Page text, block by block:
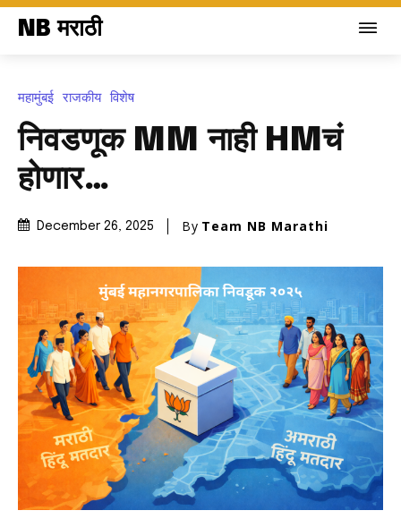
NB मराठी
महामुंबई राजकीय विशेष
निवडणूक MM नाही HMचं
होणार…
December 26, 2025 By Team NB Marathi